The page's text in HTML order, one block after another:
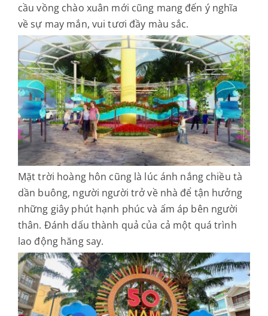
cầu vồng chào xuân mới cũng mang đến ý nghĩa
về sự may mắn, vui tươi đầy màu sắc.
Mặt trời hoàng hôn cũng là lúc ánh nắng chiều tà
dần buông, người người trở về nhà để tận hưởng
những giây phút hạnh phúc và ấm áp bên người
thân. Đánh dấu thành quả của cả một quá trình
lao động hăng say.